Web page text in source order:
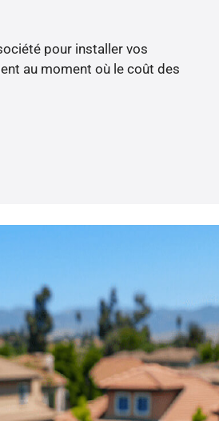
pour installer vos
au moment où le coût des